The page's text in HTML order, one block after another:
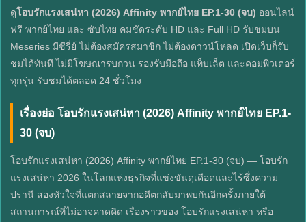
ดูโอบรักแรงเสน่หา (2026) Affinity พากย์ไทย EP.1-30 (จบ) ออนไลน์
ฟรี พากย์ไทย และ ซับไทย คมชัดระดับ HD และ Full HD รับชมบน
Meseries มีซีรี่ย์ ไม่ต้องสมัครสมาชิก ไม่ต้องดาวน์โหลด เปิดเว็บก็รับ
ชมได้ทันที ไม่มีโฆษณารบกวน รองรับมือถือ แท็บเล็ต และคอมพิวเตอร์
ทุกรุ่น รับชมได้ตลอด 24 ชั่วโมง
เรื่องย่อ โอบรักแรงเสน่หา (2026) Affinity พากย์ไทย EP.1-
30 (จบ)
โอบรักแรงเสน่หา (2026) Affinity พากย์ไทย EP.1-30 (จบ) — โอบรัก
แรงเสน่หา 2026 ในโลกแห่งธุรกิจที่แข่งขันดุเดือดและไร้ซึ่งความ
ปรานี สองหัวใจที่แตกสลายจากอดีตกลับมาพบกันอีกครั้งภายใต้
สถานการณ์ที่ไม่อาจคาดคิด เรื่องราวของ โอบรักแรงเสน่หา หรือ